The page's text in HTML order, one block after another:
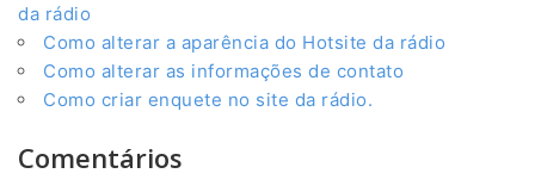
da rádio
Como alterar a aparência do Hotsite da rádio
Como alterar as informações de contato
Como criar enquete no site da rádio.
Comentários